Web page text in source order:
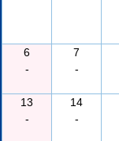
6
-
7
-
13
-
14
-